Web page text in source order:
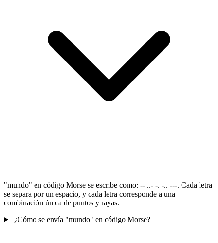
"mundo" en código Morse se escribe como: -- ..- -. -.. ---. Cada letra
se separa por un espacio, y cada letra corresponde a una
combinación única de puntos y rayas.
¿Cómo se envía "mundo" en código Morse?